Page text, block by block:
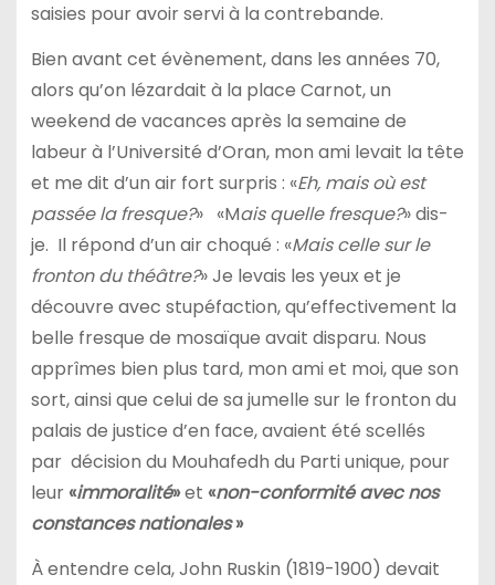
saisies pour avoir servi à la contrebande.
Bien avant cet évènement, dans les années 70,
alors qu’on lézardait à la place Carnot, un
weekend de vacances après la semaine de
labeur à l’Université d’Oran, mon ami levait la tête
et me dit d’un air fort surpris : «Eh, mais où est
passée la fresque?» «Mais quelle fresque?» dis-
je. Il répond d’un air choqué : «Mais celle sur le
fronton du théâtre?» Je levais les yeux et je
découvre avec stupéfaction, qu’effectivement la
belle fresque de mosaïque avait disparu. Nous
apprîmes bien plus tard, mon ami et moi, que son
sort, ainsi que celui de sa jumelle sur le fronton du
palais de justice d’en face, avaient été scellés
par décision du Mouhafedh du Parti unique, pour
leur«immoralité»et «non-conformité avec nos
constances nationales»
À entendre cela, John Ruskin (1819-1900) devait